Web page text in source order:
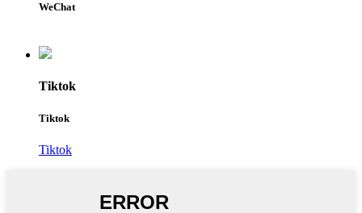
WeChat
Tiktok
Tiktok
Tiktok